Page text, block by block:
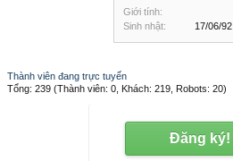
Giới tính:
Sinh nhật:
17/06/92
Thành viên đang trực tuyến
Tổng: 239 (Thành viên: 0, Khách: 219, Robots: 20)
Đăng ký!